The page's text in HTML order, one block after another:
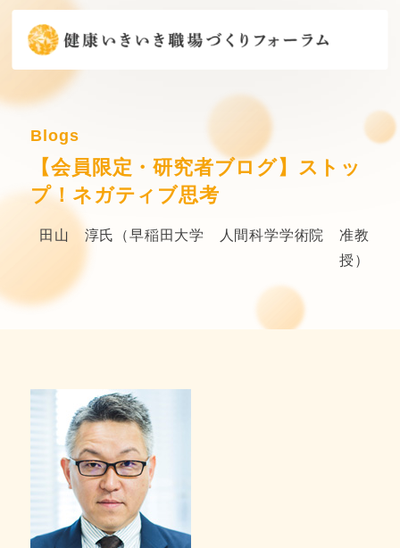
Blogs
【会員限定・研究者ブログ】ストッ
プ！ネガティブ思考
田山 淳氏（早稲田大学 人間科学学術院 准教
授）